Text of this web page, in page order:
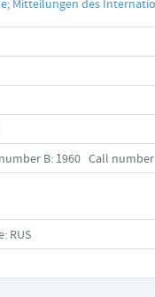
Mitteilungen des
B: 1960 Call number
RUS